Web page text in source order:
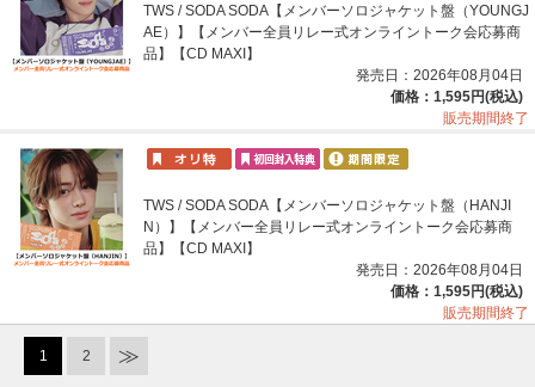
TWS / SODA SODA【メンバーソロジャケット盤（YOUNGJ
AE）】【メンバー全員リレー式オンライントーク会応募商
品】【CD MAXI】
発売日：2026年08月04日
価格：1,595円(税込)
販売期間終了
TWS / SODA SODA【メンバーソロジャケット盤（HANJI
N）】【メンバー全員リレー式オンライントーク会応募商
品】【CD MAXI】
発売日：2026年08月04日
価格：1,595円(税込)
販売期間終了
1 2